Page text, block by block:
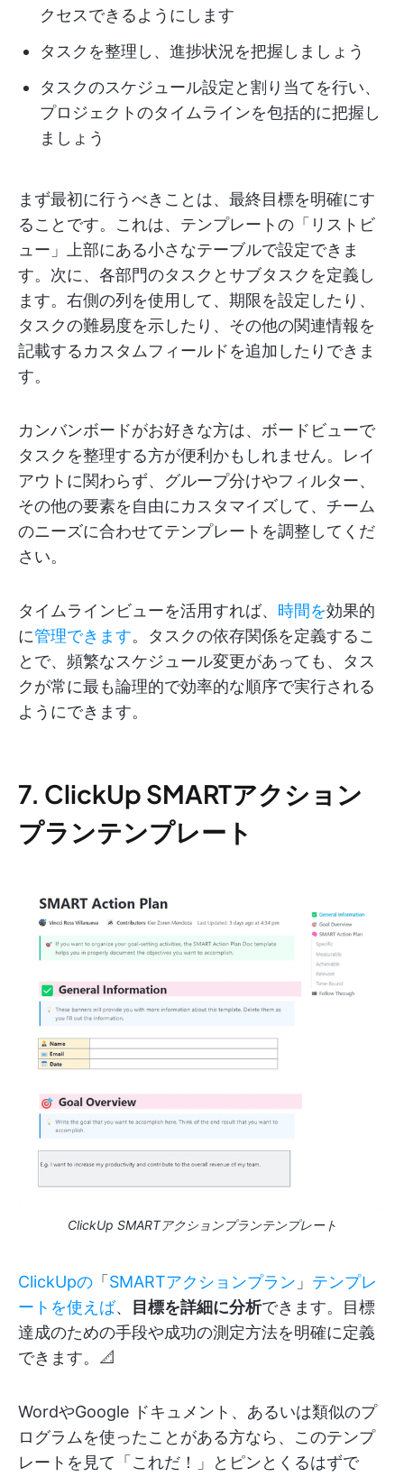
クセスできるようにします
タスクを整理し、進捗状況を把握しましょう
タスクのスケジュール設定と割り当てを行い、
プロジェクトのタイムラインを包括的に把握し
ましょう
まず最初に行うべきことは、最終目標を明確にす
ることです。これは、テンプレートの「リストビ
ュー」上部にある小さなテーブルで設定できま
す。次に、各部門のタスクとサブタスクを定義し
ます。右側の列を使用して、期限を設定したり、
タスクの難易度を示したり、その他の関連情報を
記載するカスタムフィールドを追加したりできま
す。
カンバンボードがお好きな方は、ボードビューで
タスクを整理する方が便利かもしれません。レイ
アウトに関わらず、グループ分けやフィルター、
その他の要素を自由にカスタマイズして、チーム
のニーズに合わせてテンプレートを調整してくだ
さい。
タイムラインビューを活用すれば、 時間を効果的
に管理できます。タスクの依存関係を定義するこ
とで、頻繁なスケジュール変更があっても、タス
クが常に最も論理的で効率的な順序で実行される
ようにできます。
7. ClickUp SMARTアクション
プランテンプレート
ClickUp SMARTアクションプランテンプレート
ClickUpの 「 SMARTアクションプラン 」 テンプレ
ートを使えば、 目標を詳細に分析できます。目標
達成のための手段や成功の測定方法を明確に定義
できます。📐
WordやGoogle ドキュメント、あるいは類似のプ
ログラムを使ったことがある方なら、このテンプ
レートを見て「これだ！」とピンとくるはずで